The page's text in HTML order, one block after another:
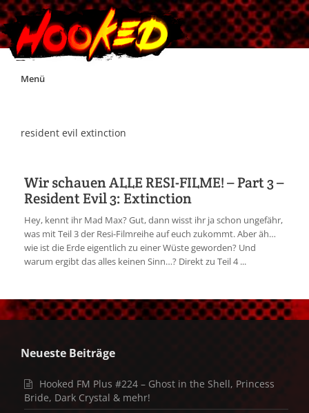
Skip
Menü
Impressum
Jobs
resident evil extinction
Wir schauen ALLE RESI-FILME! – Part 3 –
Resident Evil 3: Extinction
Hey, kennt ihr Mad Max? Gut, dann wisst ihr ja schon ungefähr,
was mit Teil 3 der Resi-Filmreihe auf euch zukommt. Aber äh…
wie ist die Erde eigentlich zu einer Wüste geworden? Und
warum ergibt das alles keinen Sinn…? Direkt zu Teil 4 ...
Neueste Beiträge
Hooked FM Plus #224 – Ghost in the Shell, Princess
Bride, Dark Crystal & mehr!